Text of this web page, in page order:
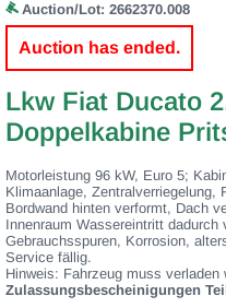
Auction/Lot: 2662370.008
Auction has ended.
Lkw Fiat Ducato
Doppelkabine
Motorleistung 96 kW, Euro 5;
Klimaanlage, Zentralverriegelung,
Bordwand hinten verformt, Dach
Innenraum Wassereintritt
Gebrauchsspuren, Korrosion,
Service fällig.
Hinweis: Fahrzeug muss
Zulassungsbescheinigungen